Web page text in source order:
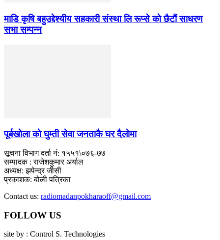
माडि कृषि बहुउद्देश्यीय सहकारी संस्था लि रूप्से काे छैटाैं साधरण
सभा सम्पन्न
पूर्बखाेला काे घुम्ती सेवा जनताकै घर दैलाेमा
सूचना विभाग दर्ता नं: १५५१\०७६-७७
सम्पादक : राजेशकुमार अर्याल
अध्यक्ष: झपेन्द्र जीसी
प्रकाशक: बोली पत्रिका
Contact us: radiomadanpokharaoff@gmail.com
FOLLOW US
site by : Control S. Technologies